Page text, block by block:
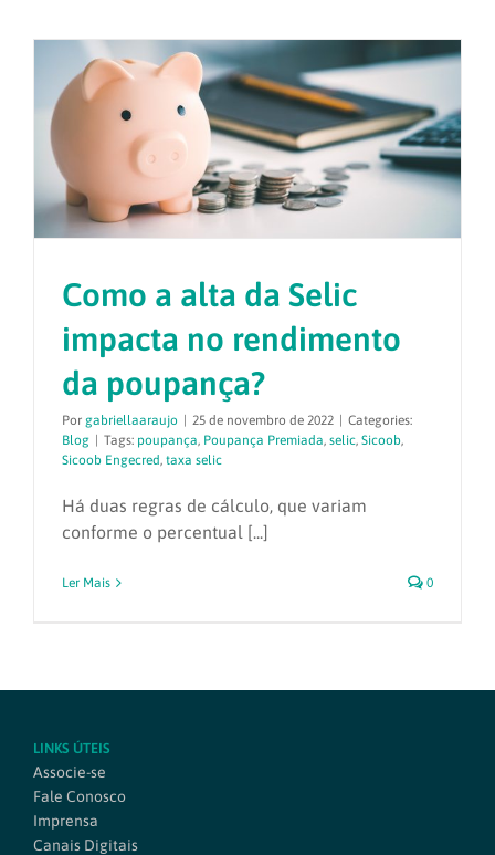
Como a alta da Selic
impacta no rendimento
da poupança?
Por gabriellaaraujo | 25 de novembro de 2022 | Categories:
Blog | Tags: poupança, Poupança Premiada, selic, Sicoob,
Sicoob Engecred, taxa selic
Há duas regras de cálculo, que variam
conforme o percentual [...]
Ler Mais 0
LINKS ÚTEIS
Associe-se
Fale Conosco
Imprensa
Canais Digitais